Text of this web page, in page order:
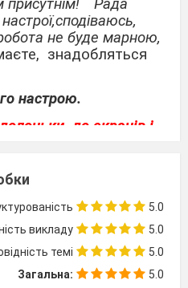
присутнім!
Рада
не буде марною,
знадобляться
настрою.
до екранів і
годину
щоб вона була
нашого спілкування:
5.0
викладу
5.0
темі
5.0
Загальна:
5.0